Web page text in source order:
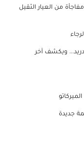
من العيار الثقيل
ويكشف آخر
جديدة